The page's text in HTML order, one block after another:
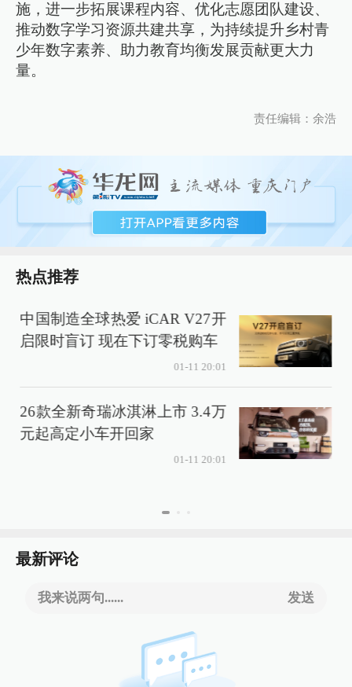
施，进一步拓展课程内容、优化志愿团队建设、
推动数字学习资源共建共享，为持续提升乡村青
少年数字素养、助力教育均衡发展贡献更大力
量。
责任编辑：余浩
热点推荐
中国制造全球热爱 iCAR V27开
启限时盲订 现在下订零税购车
01-11 20:01
26款全新奇瑞冰淇淋上市 3.4万
元起高定小车开回家
01-11 20:01
最新评论
我来说两句...... 发送